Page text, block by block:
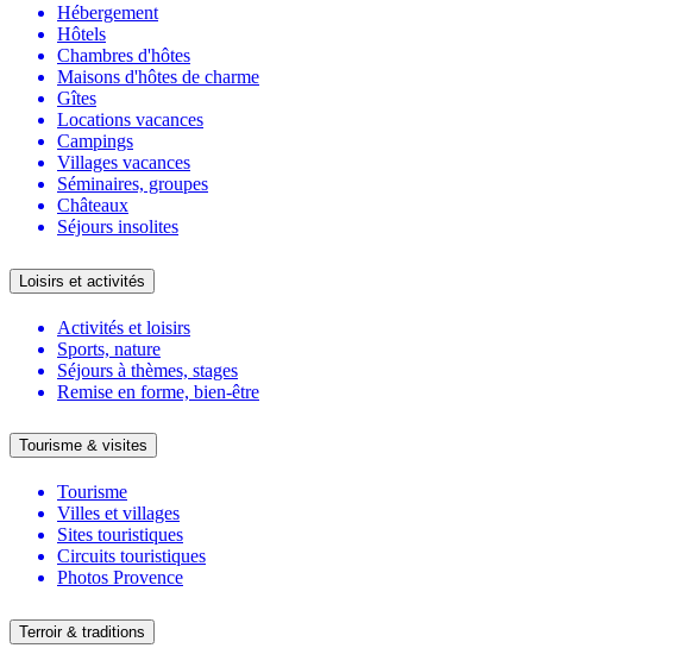
Hébergement
Hôtels
Chambres d'hôtes
Maisons d'hôtes de charme
Gîtes
Locations vacances
Campings
Villages vacances
Séminaires, groupes
Châteaux
Séjours insolites
Loisirs et activités
Activités et loisirs
Sports, nature
Séjours à thèmes, stages
Remise en forme, bien-être
Tourisme & visites
Tourisme
Villes et villages
Sites touristiques
Circuits touristiques
Photos Provence
Terroir & traditions